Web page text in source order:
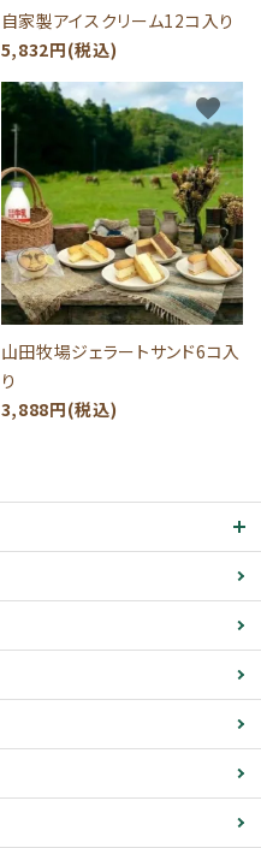
自家製アイスクリーム12コ入り
5,832円(税込)
山田牧場ジェラートサンド6コ入
り
3,888円(税込)
favorite